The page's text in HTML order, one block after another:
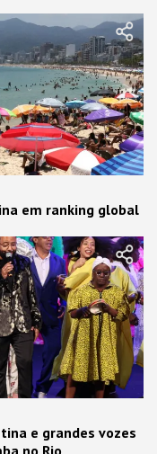
em ranking global
e grandes vozes
no Rio